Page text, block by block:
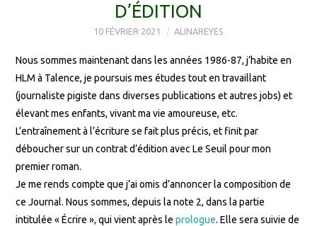
D’ÉDITION
10 FÉVRIER 2021 ALINAREYES
Nous sommes maintenant dans les années 1986-87, j’habite en
HLM à Talence, je poursuis mes études tout en travaillant
(journaliste pigiste dans diverses publications et autres jobs) et
élevant mes enfants, vivant ma vie amoureuse, etc.
L’entraînement à l’écriture se fait plus précis, et finit par
déboucher sur un contrat d’édition avec Le Seuil pour mon
premier roman.
Je me rends compte que j’ai omis d’annoncer la composition de
ce Journal. Nous sommes, depuis la note 2, dans la partie
intitulée « Écrire », qui vient après leprologue. Elle sera suivie de